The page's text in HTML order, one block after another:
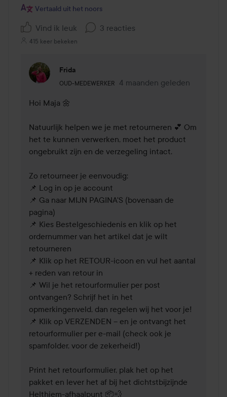
Vertaald uit het noors
Vind ik leuk 3 reacties
415 keer bekeken
Frida
OUD-MEDEWERKER
De rol van de gebruiker: Oud-medewerker.
4 maanden geleden
Reactie geladen 4 maanden
Hoi Maja 🌼
Natuurlijk helpen we je met retourneren 💕 Om
het te kunnen verwerken, moet het product
ongebruikt zijn en de verzegeling intact.
Zo retourneer je eenvoudig:
📌 Log in op je account
📌 Ga naar MIJN PAGINA'S (bovenaan de
pagina)
📌 Kies Bestelgeschiedenis en klik op het
ordernummer van het artikel dat je wilt
retourneren
📌 Klik op het RETOUR-icoon en vul het aantal
+ reden van retour in
📌 Wil je het retourformulier per post
ontvangen? Schrijf het in het
opmerkingenveld, dan regelen wij het voor je!
📌 Klik op VERZENDEN – en je ontvangt het
retourformulier per e-mail (check ook je
spamfolder, voor de zekerheid!)
Print het retourformulier, plak het op het
pakket en lever het af bij het dichtstbijzijnde
Helthjem-afhaalpunt 📦💨